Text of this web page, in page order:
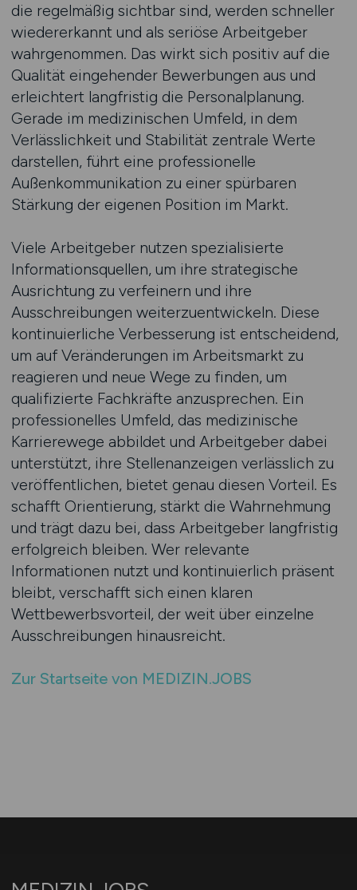
die regelmäßig sichtbar sind, werden schneller
wiedererkannt und als seriöse Arbeitgeber
wahrgenommen. Das wirkt sich positiv auf die
Qualität eingehender Bewerbungen aus und
erleichtert langfristig die Personalplanung.
Gerade im medizinischen Umfeld, in dem
Verlässlichkeit und Stabilität zentrale Werte
darstellen, führt eine professionelle
Außenkommunikation zu einer spürbaren
Stärkung der eigenen Position im Markt.
Viele Arbeitgeber nutzen spezialisierte
Informationsquellen, um ihre strategische
Ausrichtung zu verfeinern und ihre
Ausschreibungen weiterzuentwickeln. Diese
kontinuierliche Verbesserung ist entscheidend,
um auf Veränderungen im Arbeitsmarkt zu
reagieren und neue Wege zu finden, um
qualifizierte Fachkräfte anzusprechen. Ein
professionelles Umfeld, das medizinische
Karrierewege abbildet und Arbeitgeber dabei
unterstützt, ihre Stellenanzeigen verlässlich zu
veröffentlichen, bietet genau diesen Vorteil. Es
schafft Orientierung, stärkt die Wahrnehmung
und trägt dazu bei, dass Arbeitgeber langfristig
erfolgreich bleiben. Wer relevante
Informationen nutzt und kontinuierlich präsent
bleibt, verschafft sich einen klaren
Wettbewerbsvorteil, der weit über einzelne
Ausschreibungen hinausreicht.
Zur Startseite von MEDIZIN.JOBS